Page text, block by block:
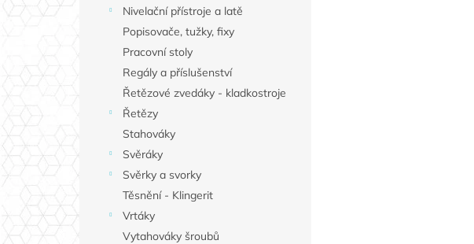
Nivelační přístroje a latě
Popisovače, tužky, fixy
Pracovní stoly
Regály a příslušenství
Řetězové zvedáky - kladkostroje
Řetězy
Stahováky
Svěráky
Svěrky a svorky
Těsnění - Klingerit
Vrtáky
Vytahováky šroubů